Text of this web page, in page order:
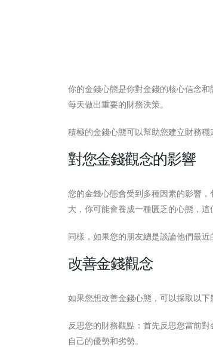
你的金錢心態是你對金錢的核心信念
每天做出重要的財務決策。
積極的金錢心態可以幫助您建立財務
對您金錢觀念的影響
您的金錢心態會受到多種因素的影響
大，你可能會養成一種匱乏的心態，
同樣，如果您的朋友總是談論他們最
改善金錢觀念
如果您想改善金錢心態，可以採取以下
反思您的財務觀點：首先反思您當前
自己的優勢和劣勢。